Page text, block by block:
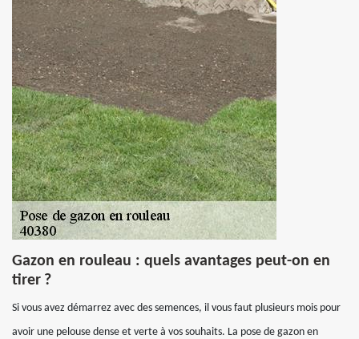
Gazon en rouleau : quels avantages peut-on en
tirer ?
Si vous avez démarrez avec des semences, il vous faut plusieurs mois pour
avoir une pelouse dense et verte à vos souhaits. La pose de gazon en